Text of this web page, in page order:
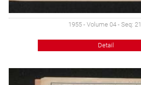
1955 - Volume 04 - Seq: 21
Detail